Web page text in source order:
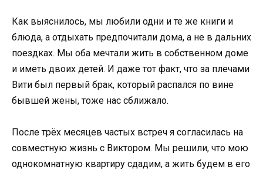
Как выяснилось, мы любили одни и те же книги и
блюда, а отдыхать предпочитали дома, а не в дальних
поездках. Мы оба мечтали жить в собственном доме
и иметь двоих детей. И даже тот факт, что за плечами
Вити был первый брак, который распался по вине
бывшей жены, тоже нас сближало.
После трёх месяцев частых встреч я согласилась на
совместную жизнь с Виктором. Мы решили, что мою
однокомнатную квартиру сдадим, а жить будем в его